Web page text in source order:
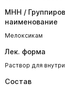
МНН /
наименование
Мелоксикам
Лек. форма
Раствор для
Состав